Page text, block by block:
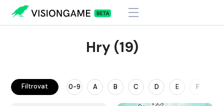
Hry (19)
Filtrovat 0-9 A B C D E F